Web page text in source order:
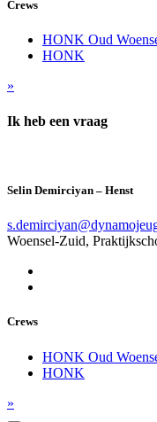
Crews
HONK Oud
HONK
»
Ik heb een vraag
Selin Demirciyan – Henst
Woensel-Zuid,
Crews
HONK Oud
HONK
»